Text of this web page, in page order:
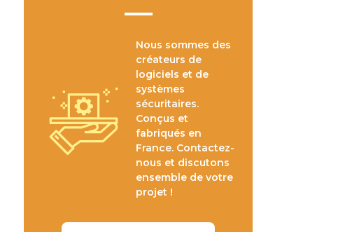
Nous sommes des
créateurs de
logiciels et de
systèmes
sécuritaires.
Conçus et
fabriqués en
France. Contactez-
nous et discutons
ensemble de votre
projet !